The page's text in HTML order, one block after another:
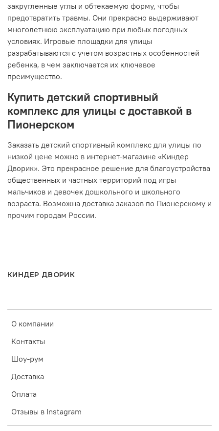
закругленные углы и обтекаемую форму, чтобы
предотвратить травмы. Они прекрасно выдерживают
многолетнюю эксплуатацию при любых погодных
условиях. Игровые площадки для улицы
разрабатываются с учетом возрастных особенностей
ребенка, в чем заключается их ключевое
преимущество.
Купить детский спортивный
комплекс для улицы с доставкой в
Пионерском
Заказать детский спортивный комплекс для улицы по
низкой цене можно в интернет-магазине «Киндер
Дворик». Это прекрасное решение для благоустройства
общественных и частных территорий под игры
мальчиков и девочек дошкольного и школьного
возраста. Возможна доставка заказов по Пионерскому и
прочим городам России.
КИНДЕР ДВОРИК
О компании
Контакты
Шоу-рум
Доставка
Оплата
Отзывы в Instagram